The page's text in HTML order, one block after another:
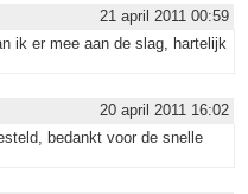
21 april 2011 00:59
ik er mee aan de slag, hartelijk
20 april 2011 16:02
bedankt voor de snelle